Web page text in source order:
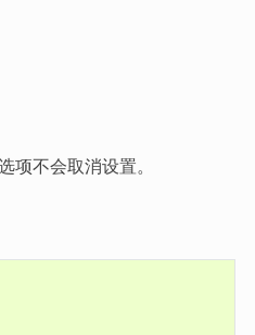
项不会取消设置。